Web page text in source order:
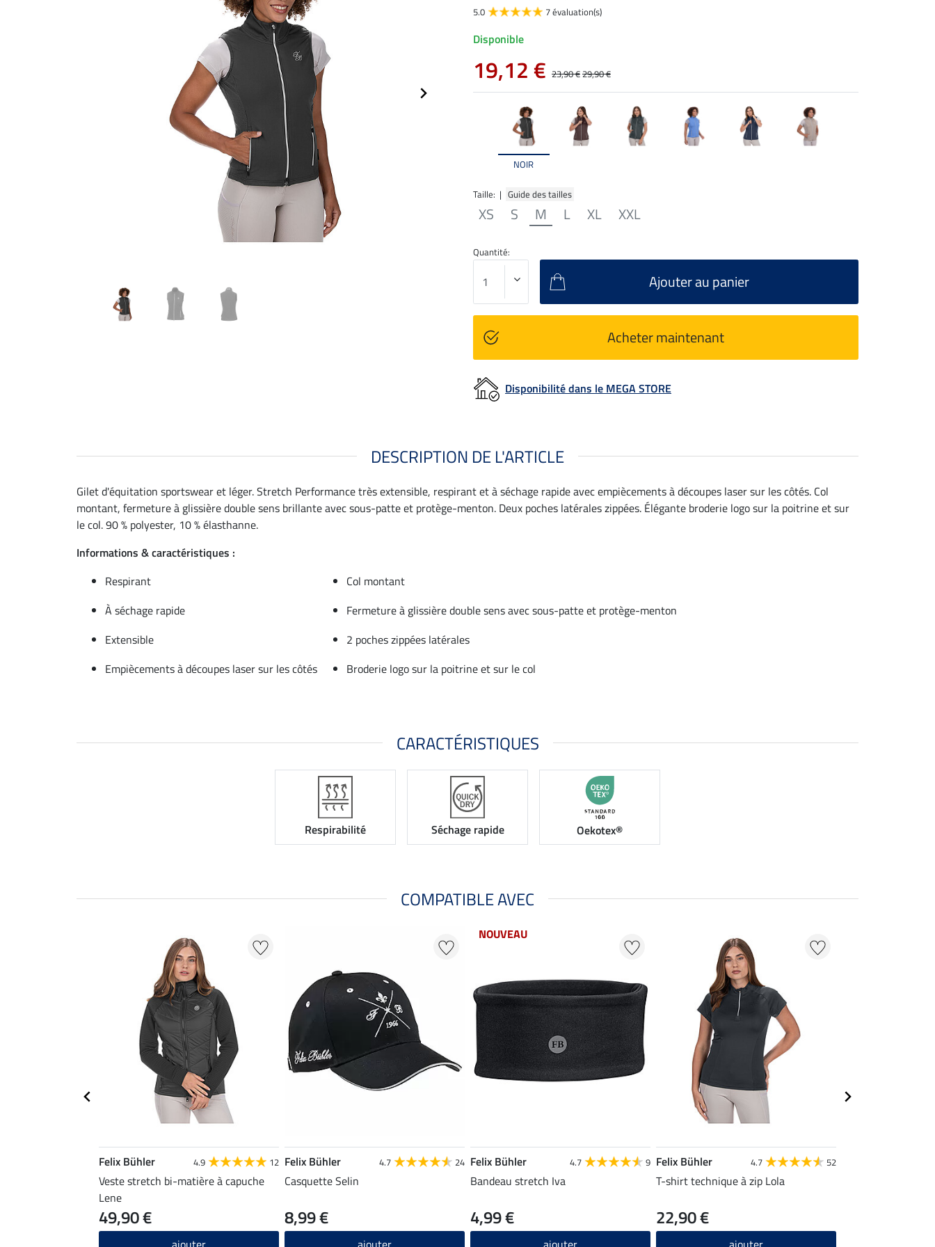
NOIR
Taille: | Guide des tailles
XS S M L XL XXL
5.0
7 évaluation(s)
Disponible
19,12 € 23,90 €29,90 €
Quantité:
Ajouter au panier
Acheter maintenant
Disponibilité dans le MEGA STORE
DESCRIPTION DE L'ARTICLE
Gilet d'équitation sportswear et léger. Stretch Performance très extensible, respirant et à séchage rapide avec empiècements à découpes laser sur les côtés. Col
montant, fermeture à glissière double sens brillante avec sous-patte et protège-menton. Deux poches latérales zippées. Élégante broderie logo sur la poitrine et sur
le col. 90 % polyester, 10 % élasthanne.
Informations & caractéristiques :
Respirant
Col montant
À séchage rapide
Fermeture à glissière double sens avec sous-patte et protège-menton
Extensible
2 poches zippées latérales
Empiècements à découpes laser sur les côtés
Broderie logo sur la poitrine et sur le col
CARACTÉRISTIQUES
Respirabilité Séchage rapide Oekotex®
COMPATIBLE AVEC
Felix Bühler 4.9 12
Veste stretch bi-matière à capuche
Lene
49,90 €
Felix Bühler 4.7 24
Casquette Selin
8,99 €
NOUVEAU
Felix Bühler 4.7 9
Bandeau stretch Iva
4,99 €
Felix Bühler 4.7 52
T-shirt technique à zip Lola
22,90 €